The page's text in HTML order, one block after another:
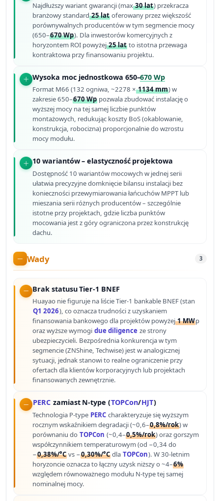
Najdłuższy wariant gwarancji (max30 lat) przekracza
branżowy standard25 lat oferowany przez większość
porównywalnych producentów w tym segmencie mocy
(650–670 Wp). Dla inwestorów komercyjnych z
horyzontem ROI powyżej25 lat to istotna przewaga
kontraktowa przy finansowaniu projektu.
Wysoka moc jednostkowa 650–670 Wp
Format M66 (132 ogniwa, ~2278 ×1134 mm) w
zakresie 650–670 Wp pozwala zbudować instalację o
wyższej mocy na tej samej liczbie punktów
montażowych, redukując koszty BoS (okablowanie,
konstrukcja, robocizna) proporcjonalnie do wzrostu
mocy modułu.
10 wariantów – elastyczność projektowa
Dostępność 10 wariantów mocowych w jednej serii
ułatwia precyzyjne domknięcie bilansu instalacji bez
konieczności przewymiarowania łańcuchów MPPT lub
mieszania serii różnych producentów – szczególnie
istotne przy projektach, gdzie liczba punktów
mocowania jest z góry ograniczona przez konstrukcję
dachu.
Wady 3
Brak statusu Tier-1 BNEF
Huayao nie figuruje na liście Tier-1 bankable BNEF (stan
Q1 2026), co oznacza trudności z uzyskaniem
finansowania bankowego dla projektów powyżej1 MWp
oraz wyższe wymogi due diligence ze strony
ubezpieczycieli. Bezpośrednia konkurencja w tym
segmencie (ZNShine, Techwise) jest w analogicznej
sytuacji, jednak stanowi to realne ograniczenie przy
ofertach dla klientów korporacyjnych lub projektach
finansowanych zewnętrznie.
PERC zamiast N-type (TOPCon/HJT)
Technologia P-type PERC charakteryzuje się wyższym
rocznym wskaźnikiem degradacji (~0,6–0,8%/rok) w
porównaniu do TOPCon (~0,4–0,5%/rok) oraz gorszym
współczynnikiem temperaturowym (od −0,34 do
−0,38%/°C vs −0,30%/°C dla TOPCon). W 30-letnim
horyzoncie oznacza to łączny uzysk niższy o ~4–6%
względem równoważnego modułu N-type tej samej
nominalnej mocy.